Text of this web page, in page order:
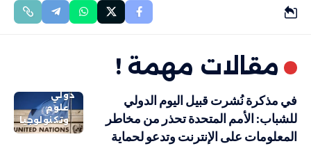
مقالات مهمة !
دولي
علوم
وتكنولوجيا
في مذكرة نُشرت قبيل اليوم الدولي
للشباب: الأمم المتحدة تحذر من مخاطر
المعلومات على الإنترنت وتدعو لحماية